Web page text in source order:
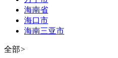
海南省
海口市
海南三亚市
全部>